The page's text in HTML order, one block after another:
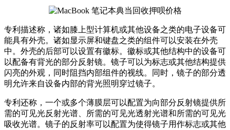
专利描述称，诸如膝上型计算机或其他设备之类的电子设备可
能具有外壳。诸如显示屏和键盘之类的组件可以安装在外壳
中。外壳的后部可以设置有徽标。徽标或其他结构中的设备可
以配备有背光的部分反射镜。镜子可以为标志或其他结构提供
闪亮的外观，同时阻挡内部组件的视线。同时，镜子的部分透
明允许来自设备内部的背光照明穿过镜子。
专利还称，一个或多个薄膜层可以配置为向部分反射镜提供所
需的可见光反射光谱、所需的可见光透射光谱和所需的可见光
吸收光谱。镜子的反射率可以配置为使得镜子用作标志或其他